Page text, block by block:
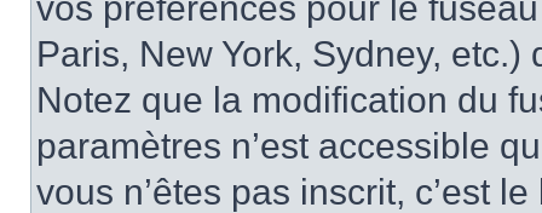
Paris, New York, Sydney, etc.)
Notez que la modification du
paramètres n’est accessible
vous n’êtes pas inscrit, c’est